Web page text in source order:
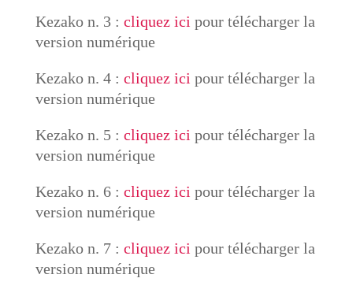
Kezako n. 3 : cliquez ici pour télécharger la
version numérique
Kezako n. 4 : cliquez ici pour télécharger la
version numérique
Kezako n. 5 : cliquez ici pour télécharger la
version numérique
Kezako n. 6 : cliquez ici pour télécharger la
version numérique
Kezako n. 7 : cliquez ici pour télécharger la
version numérique